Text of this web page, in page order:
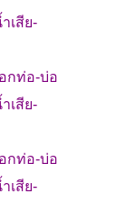
เสีย-
กท่อ-บ่อ
เสีย-
กท่อ-บ่อ
เสีย-